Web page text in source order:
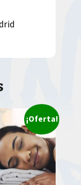
¡Oferta!